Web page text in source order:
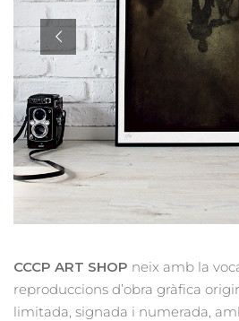
CCCP ART SHOP neix amb la
reproduccions d’obra gràfica
limitada, signada i numerada,